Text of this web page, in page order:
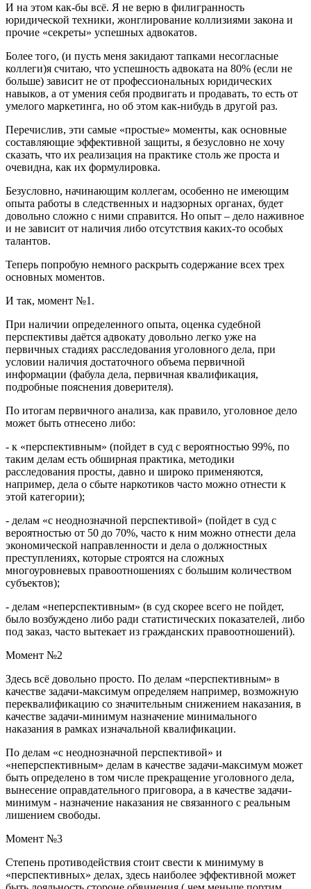
И на этом как-бы всё. Я не верю в филигранность
юридической техники, жонглирование коллизиями закона и
прочие «секреты» успешных адвокатов.
Более того, (и пусть меня закидают тапками несогласные
коллеги)я считаю, что успешность адвоката на 80% (если не
больше) зависит не от профессиональных юридических
навыков, а от умения себя продвигать и продавать, то есть от
умелого маркетинга, но об этом как-нибудь в другой раз.
Перечислив, эти самые «простые» моменты, как основные
составляющие эффективной защиты, я безусловно не хочу
сказать, что их реализация на практике столь же проста и
очевидна, как их формулировка.
Безусловно, начинающим коллегам, особенно не имеющим
опыта работы в следственных и надзорных органах, будет
довольно сложно с ними справится. Но опыт – дело наживное
и не зависит от наличия либо отсутствия каких-то особых
талантов.
Теперь попробую немного раскрыть содержание всех трех
основных моментов.
И так, момент №1.
При наличии определенного опыта, оценка судебной
перспективы даётся адвокату довольно легко уже на
первичных стадиях расследования уголовного дела, при
условии наличия достаточного объема первичной
информации (фабула дела, первичная квалификация,
подробные пояснения доверителя).
По итогам первичного анализа, как правило, уголовное дело
может быть отнесено либо:
- к «перспективным» (пойдет в суд с вероятностью 99%, по
таким делам есть обширная практика, методики
расследования просты, давно и широко применяются,
например, дела о сбыте наркотиков часто можно отнести к
этой категории);
- делам «с неоднозначной перспективой» (пойдет в суд с
вероятностью от 50 до 70%, часто к ним можно отнести дела
экономической направленности и дела о должностных
преступлениях, которые строятся на сложных
многоуровневых правоотношениях с большим количеством
субъектов);
- делам «неперспективным» (в суд скорее всего не пойдет,
было возбуждено либо ради статистических показателей, либо
под заказ, часто вытекает из гражданских правоотношений).
Момент №2
Здесь всё довольно просто. По делам «перспективным» в
качестве задачи-максимум определяем например, возможную
переквалификацию со значительным снижением наказания, в
качестве задачи-минимум назначение минимального
наказания в рамках изначальной квалификации.
По делам «с неоднозначной перспективой» и
«неперспективным» делам в качестве задачи-максимум может
быть определено в том числе прекращение уголовного дела,
вынесение оправдательного приговора, а в качестве задачи-
минимум - назначение наказания не связанного с реальным
лишением свободы.
Момент №3
Степень противодействия стоит свести к минимуму в
«перспективных» делах, здесь наиболее эффективной может